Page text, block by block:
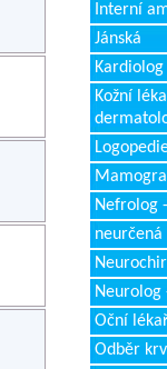
Interní
Jánská
Kožní
Nefrolog
neurčená
Oční
Odběr